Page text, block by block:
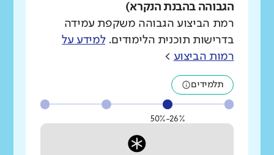
הגבוהה בהבנת הנקרא)
רמת הביצוע הגבוהה משקפת עמידה
בדרישות תוכנית הלימודים.למידע על
רמות הביצוע >
תלמידים
26%-50%